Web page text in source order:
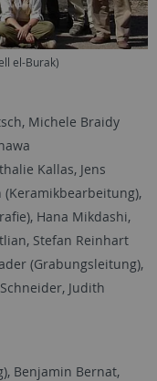
el-Burak)
Michele Braidy
Kallas, Jens
Hana Mikdashi,
Stefan Reinhart
(Grabungsleitung),
Judith
Benjamin Bernat,